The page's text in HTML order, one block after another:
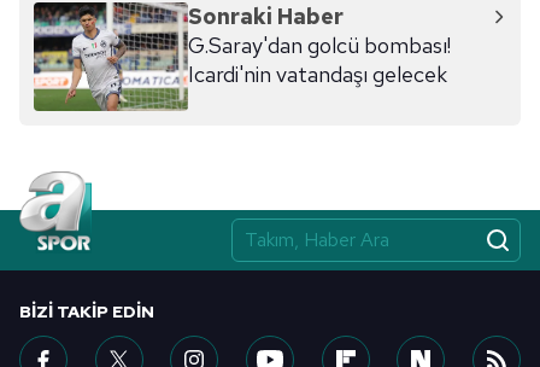
Sonraki Haber
G.Saray'dan golcü bombası!
Icardi'nin vatandaşı gelecek
BIZI TAKIP EDIN